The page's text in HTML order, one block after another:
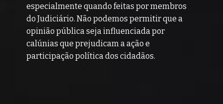
especialmente quando feitas por membros
do Judiciário. Não podemos permitir que a
opinião pública seja influenciada por
calúnias que prejudicam a ação e
participação política dos cidadãos.